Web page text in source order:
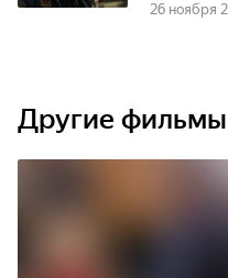
26 ноября
Другие фильмы